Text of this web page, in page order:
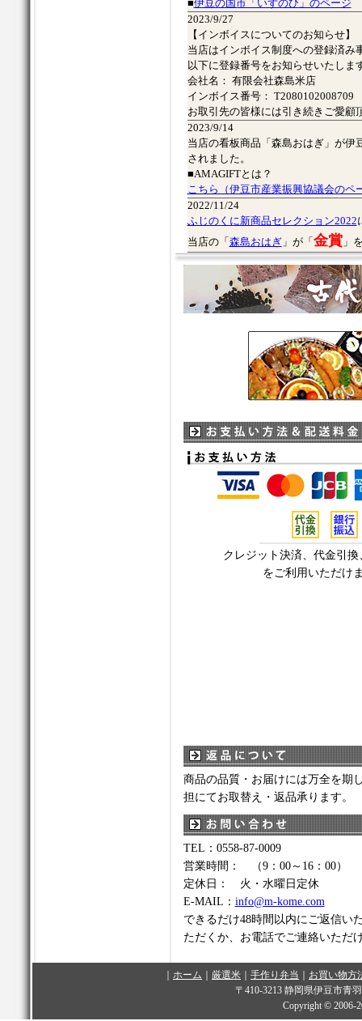
■伊豆の国市「いずのひ」のページ
2023/9/27
【インボイスについてのお知らせ】
当店はインボイス制度への登録済み
以下に登録番号をお知らせいたしま
会社名： 有限会社森島米店
インボイス番号： T2080102008709
お取引先の皆様には引き続きご愛顧
2023/9/14
当店の看板商品「森島おはぎ」が伊
されました。
■AMAGIFTとは？
こちら（伊豆市産業振興協議会のペ
2022/11/24
ふじのくに新商品セレクション2022
当店の「 森島おはぎ」が「 金賞 」
クレジット決済、代金引
をご利用いただけ
商品の品質・お届けには万全を期
担にてお取替え・返品承ります。
TEL：0558-87-0009
営業時間： （9：00～16：00）
定休日： 火・水曜日定休
E-MAIL： info@m-kome.com
できるだけ48時間以内にご返信い
ただくか、お電話でご連絡いただ
ホーム 厳選米 手作り弁当
お買い物方
〒410-3213 静岡県伊豆市青
Copyright © 2006-